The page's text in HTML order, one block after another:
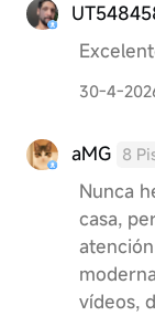
30-4-
aMG 8
Nunca
casa,
vídeos,